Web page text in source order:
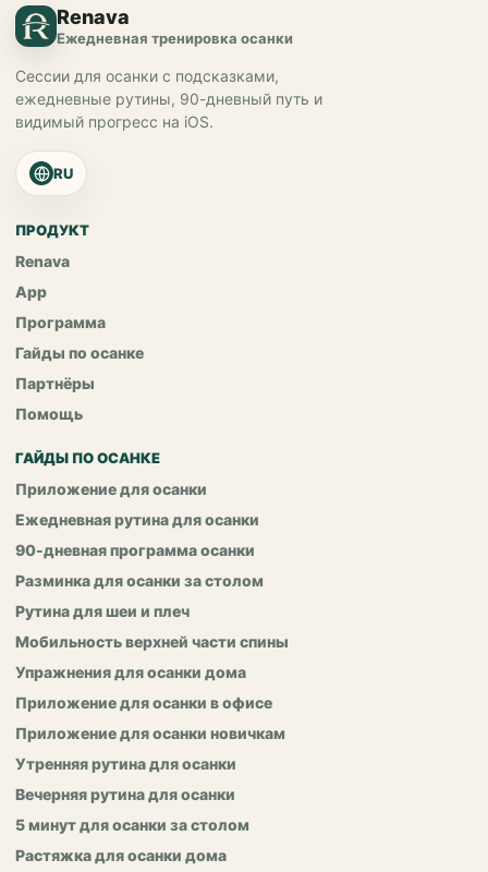
Renava
Ежедневная тренировка осанки
Сессии для осанки с подсказками,
ежедневные рутины, 90-дневный путь и
видимый прогресс на iOS.
RU
ПРОДУКТ
Renava
App
Программа
Гайды по осанке
Партнёры
Помощь
ГАЙДЫ ПО ОСАНКЕ
Приложение для осанки
Ежедневная рутина для осанки
90-дневная программа осанки
Разминка для осанки за столом
Рутина для шеи и плеч
Мобильность верхней части спины
Упражнения для осанки дома
Приложение для осанки в офисе
Приложение для осанки новичкам
Утренняя рутина для осанки
Вечерняя рутина для осанки
5 минут для осанки за столом
Растяжка для осанки дома